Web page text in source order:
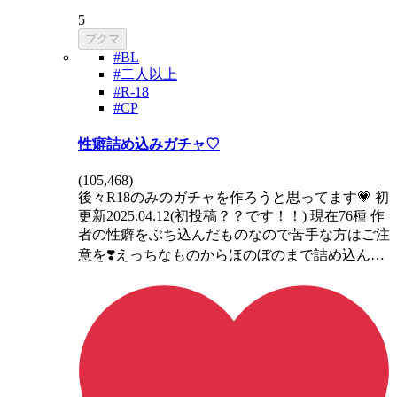
5
ブクマ
#BL
#二人以上
#R-18
#CP
性癖詰め込みガチャ♡
(105,468)
後々R18のみのガチャを作ろうと思ってます💗 初
更新2025.04.12(初投稿？？です！！) 現在76種 作
者の性癖をぶち込んだものなので苦手な方はご注
意を❣️えっちなものからほのぼのまで詰め込ん…